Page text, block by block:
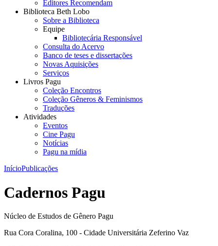
Editores Recomendam
Biblioteca Beth Lobo
Sobre a Biblioteca
Equipe
Bibliotecária Responsável
Consulta do Acervo
Banco de teses e dissertações
Novas Aquisições
Serviços
Livros Pagu
Coleção Encontros
Coleção Gêneros & Feminismos
Traduções
Atividades
Eventos
Cine Pagu
Notícias
Pagu na mídia
InícioPublicações
Cadernos Pagu
Núcleo de Estudos de Gênero Pagu
Rua Cora Coralina, 100 - Cidade Universitária Zeferino Vaz